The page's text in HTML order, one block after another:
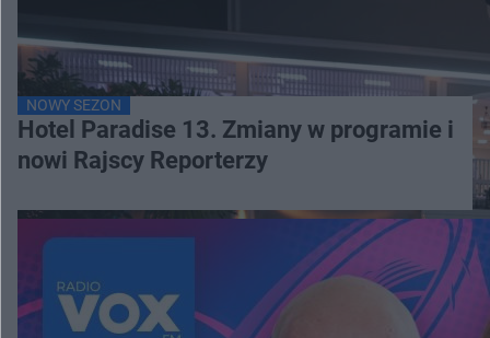
NOWY SEZON
Hotel Paradise 13. Zmiany w programie i
nowi Rajscy Reporterzy